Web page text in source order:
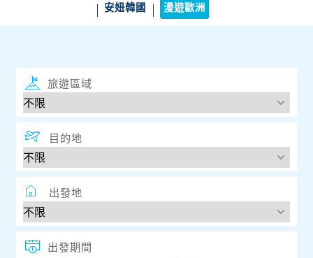
安妞韓國
漫遊歐洲
旅遊區域
目的地
出發地
出發期間